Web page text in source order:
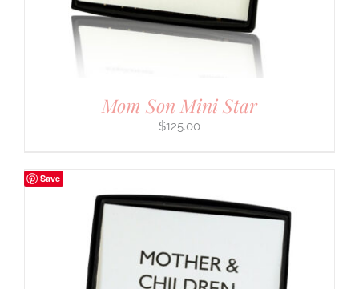
Mom Son Mini Star
$125.00
Save